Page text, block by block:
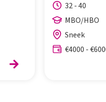
32 - 40
MBO/HBO
Sneek
€4000 -